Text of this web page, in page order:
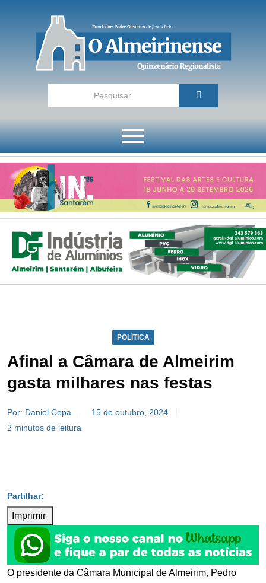
POLÍTICA
Afinal a Câmara de Almeirim
gasta milhares nas festas
Por: Daniel Cepa
15 de outubro, 2024
2 minutos de leitura
Imprimir
O presidente da Câmara Municipal de Almeirim, Pedro